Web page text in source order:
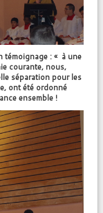
témoignage : « à une
courante, nous,
séparation pour les
ont été ordonné
ensemble !